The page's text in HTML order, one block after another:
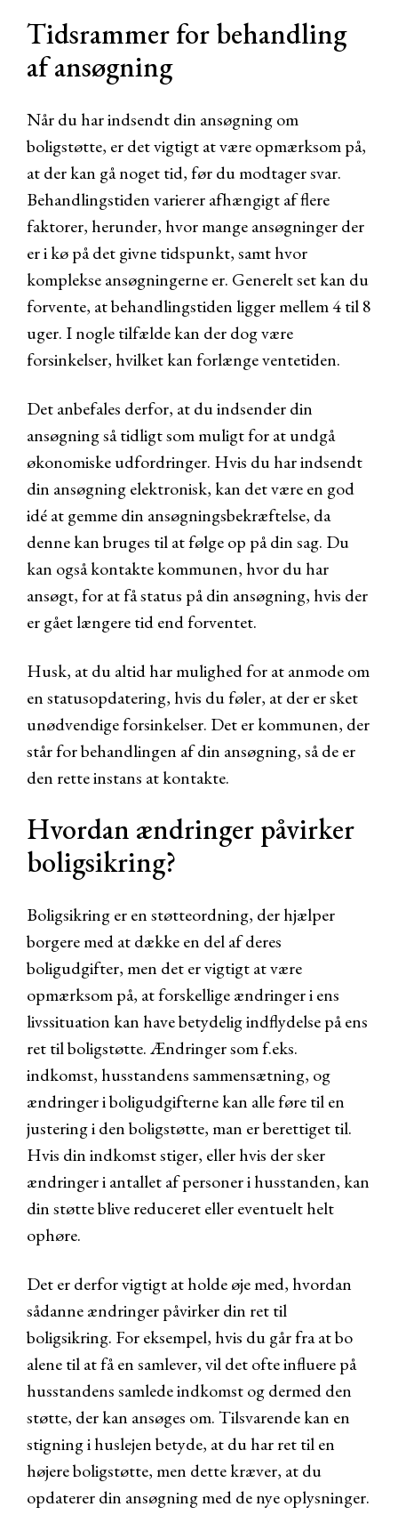
Tidsrammer for behandling
af ansøgning
Når du har indsendt din ansøgning om
boligstøtte, er det vigtigt at være opmærksom på,
at der kan gå noget tid, før du modtager svar.
Behandlingstiden varierer afhængigt af flere
faktorer, herunder, hvor mange ansøgninger der
er i kø på det givne tidspunkt, samt hvor
komplekse ansøgningerne er. Generelt set kan du
forvente, at behandlingstiden ligger mellem 4 til 8
uger. I nogle tilfælde kan der dog være
forsinkelser, hvilket kan forlænge ventetiden.
Det anbefales derfor, at du indsender din
ansøgning så tidligt som muligt for at undgå
økonomiske udfordringer. Hvis du har indsendt
din ansøgning elektronisk, kan det være en god
idé at gemme din ansøgningsbekræftelse, da
denne kan bruges til at følge op på din sag. Du
kan også kontakte kommunen, hvor du har
ansøgt, for at få status på din ansøgning, hvis der
er gået længere tid end forventet.
Husk, at du altid har mulighed for at anmode om
en statusopdatering, hvis du føler, at der er sket
unødvendige forsinkelser. Det er kommunen, der
står for behandlingen af din ansøgning, så de er
den rette instans at kontakte.
Hvordan ændringer påvirker
boligsikring?
Boligsikring er en støtteordning, der hjælper
borgere med at dække en del af deres
boligudgifter, men det er vigtigt at være
opmærksom på, at forskellige ændringer i ens
livssituation kan have betydelig indflydelse på ens
ret til boligstøtte. Ændringer som f.eks.
indkomst, husstandens sammensætning, og
ændringer i boligudgifterne kan alle føre til en
justering i den boligstøtte, man er berettiget til.
Hvis din indkomst stiger, eller hvis der sker
ændringer i antallet af personer i husstanden, kan
din støtte blive reduceret eller eventuelt helt
ophøre.
Det er derfor vigtigt at holde øje med, hvordan
sådanne ændringer påvirker din ret til
boligsikring. For eksempel, hvis du går fra at bo
alene til at få en samlever, vil det ofte influere på
husstandens samlede indkomst og dermed den
støtte, der kan ansøges om. Tilsvarende kan en
stigning i huslejen betyde, at du har ret til en
højere boligstøtte, men dette kræver, at du
opdaterer din ansøgning med de nye oplysninger.